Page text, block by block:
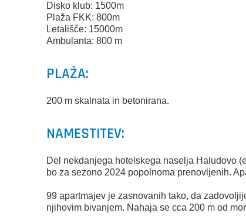
Disko klub: 1500m
Plaža FKK: 800m
Letališče: 15000m
Ambulanta: 800 m
PLAŽA:
200 m skalnata in betonirana.
NAMESTITEV:
Del nekdanjega hotelskega naselja Haludovo
bo za sezono 2024 popolnoma prenovljenih.
99 apartmajev je zasnovanih tako, da
njihovim bivanjem. Nahaja se cca 200 m od